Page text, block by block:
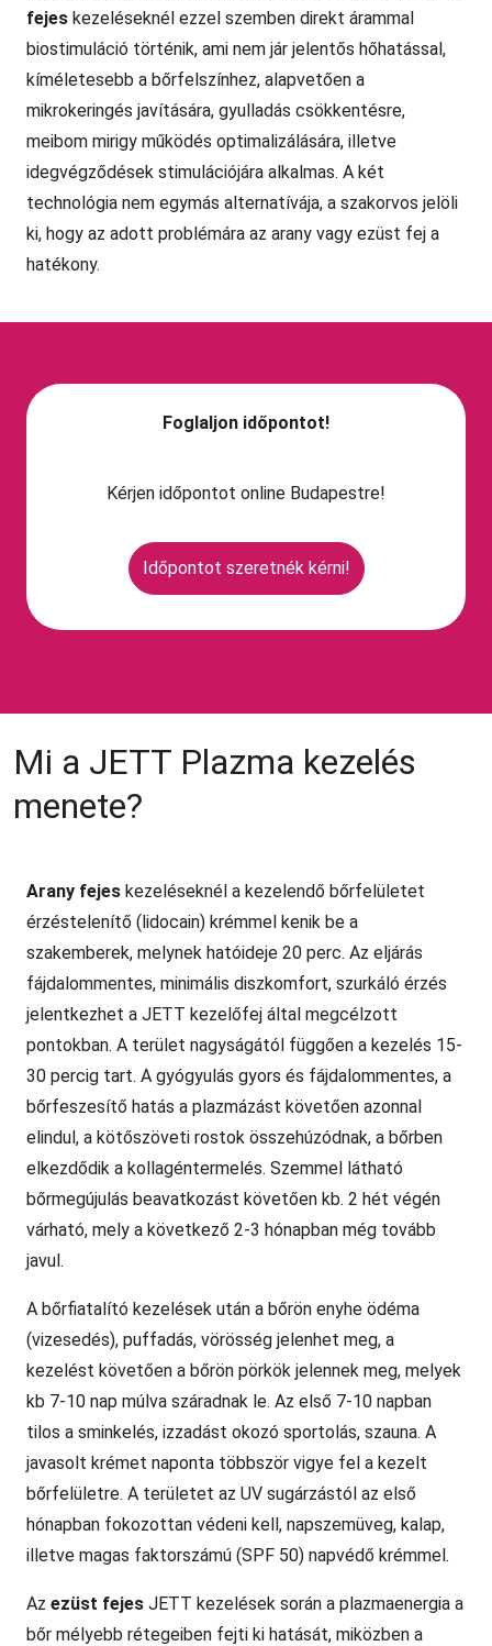
fejes kezeléseknél ezzel szemben direkt árammal
biostimuláció történik, ami nem jár jelentős hőhatással,
kíméletesebb a bőrfelszínhez, alapvetően a
mikrokeringés javítására, gyulladás csökkentésre,
meibom mirigy működés optimalizálására, illetve
idegvégződések stimulációjára alkalmas. A két
technológia nem egymás alternatívája, a szakorvos jelöli
ki, hogy az adott problémára az arany vagy ezüst fej a
hatékony.
Foglaljon időpontot!
Kérjen időpontot online Budapestre!
Időpontot szeretnék kérni!
Mi a JETT Plazma kezelés
menete?
Arany fejes kezeléseknél a kezelendő bőrfelületet
érzéstelenítő ( lidocain) krémmel kenik be a
szakemberek, melynek hatóideje 20 perc. Az eljárás
fájdalommentes, minimális diszkomfort, szurkáló érzés
jelentkezhet a JETT kezelőfej által megcélzott
pontokban. A terület nagyságától függően a kezelés 15-
30 percig tart. A gyógyulás gyors és fájdalommentes, a
bőrfeszesítő hatás a plazmázást követően azonnal
elindul, a kötőszöveti rostok összehúzódnak, a bőrben
elkezdődik a kollagéntermelés. Szemmel látható
bőrmegújulás beavatkozást követően kb. 2 hét végén
várható, mely a következő 2-3 hónapban még tovább
javul.
A bőrfiatalító kezelések után a bőrön enyhe ödéma
(vizesedés), puffadás, vörösség jelenhet meg, a
kezelést követően a bőrön pörkök jelennek meg, melyek
kb 7-10 nap múlva száradnak le. Az első 7-10 napban
tilos a sminkelés, izzadást okozó sportolás, szauna. A
javasolt krémet naponta többször vigye fel a kezelt
bőrfelületre. A területet az UV sugárzástól az első
hónapban fokozottan védeni kell, napszemüveg, kalap,
illetve magas faktorszámú (SPF 50) napvédő krémmel.
Az ezüst fejes JETT kezelések során a plazmaenergia a
bőr mélyebb rétegeiben fejti ki hatását, miközben a